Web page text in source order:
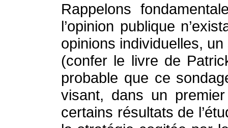
Rappelons
l’opinion publique
opinions individuelles,
(confer le livre de
probable que ce
visant, dans un
certains résultats de